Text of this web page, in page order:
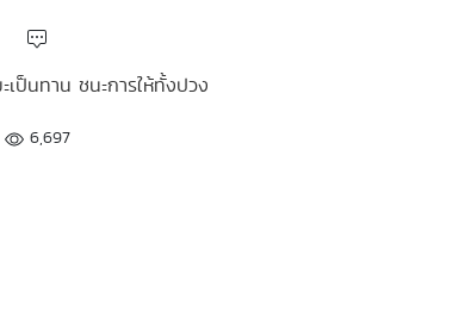
เป็นทาน ชนะการให้ทั้งปวง
6,697